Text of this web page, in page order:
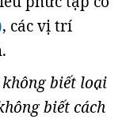
, các vị trí
biết loại
biết cách